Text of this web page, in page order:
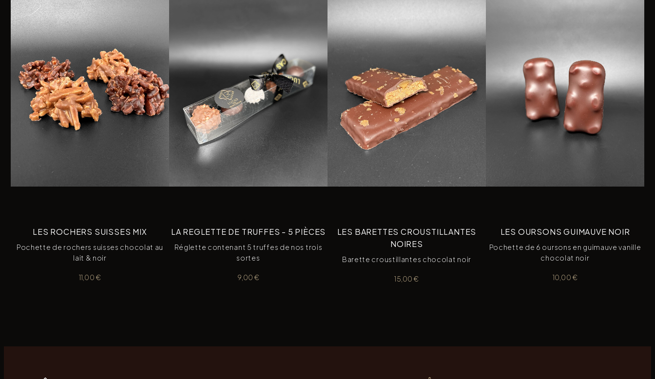
LES ROCHERS SUISSES MIX
Pochette de rochers suisses chocolat au
lait & noir
11,00 €
LA REGLETTE DE TRUFFES - 5 PIÈCES
Réglette contenant 5 truffes de nos trois
sortes
9,00 €
LES BARETTES CROUSTILLANTES
NOIRES
Barette croustillantes chocolat noir
15,00 €
LES OURSONS GUIMAUVE NOIR
Pochette de 6 oursons en guimauve vanille
chocolat noir
10,00 €